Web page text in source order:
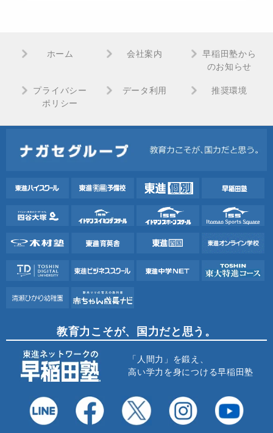
ホーム 会社案内
早稲田塾から
のお知らせ
プライバシー
ポリシー
データ利用 推奨環境
教育力こそが、国力だと思う。
「人間力」を鍛え、
高い学力を身につける早稲田塾